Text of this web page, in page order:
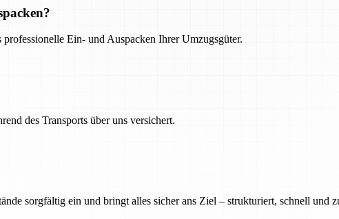
Ein- und Auspacken Ihrer Umzugsgüter.
des Transports über uns versichert.
sorgfältig ein und bringt alles sicher ans Ziel – strukturiert, schnell und